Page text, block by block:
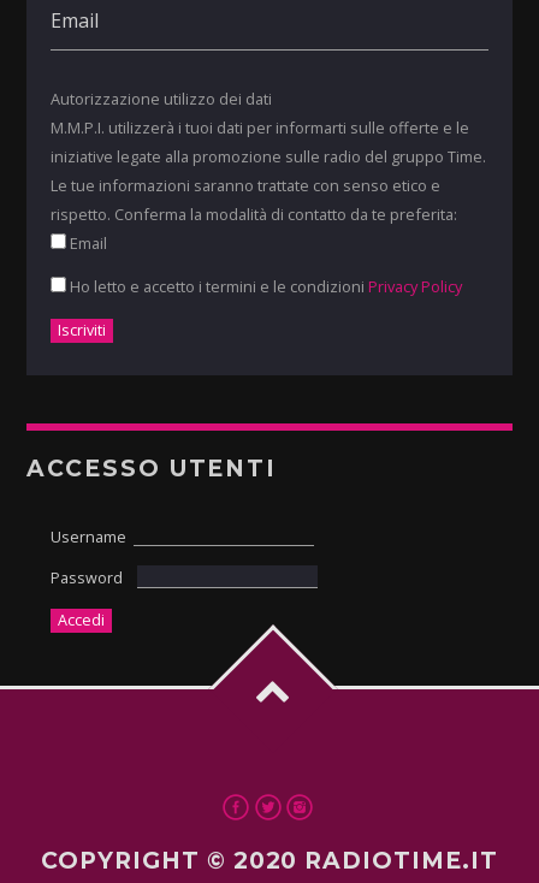
Autorizzazione utilizzo dei dati
M.M.P.I. utilizzerà i tuoi dati per informarti sulle offerte e le
iniziative legate alla promozione sulle radio del gruppo Time.
Le tue informazioni saranno trattate con senso etico e
rispetto. Conferma la modalità di contatto da te preferita:
Email
Ho letto e accetto i termini e le condizioni Privacy Policy
ACCESSO UTENTI
Username
Password
COPYRIGHT © 2020 RADIOTIME.IT